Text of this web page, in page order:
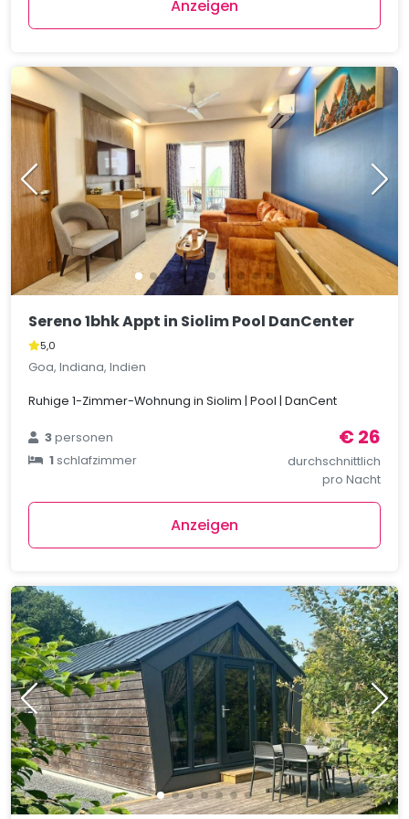
Anzeigen
Sereno 1bhk Appt in Siolim Pool DanCenter
5,0
Goa, Indiana, Indien
Ruhige 1-Zimmer-Wohnung in Siolim | Pool | DanCent
3personen
1schlafzimmer
€ 26
durchschnittlich
pro Nacht
Anzeigen